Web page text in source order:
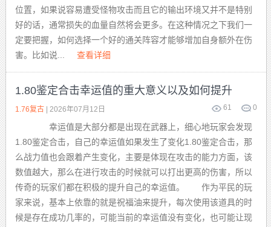
位置，如果说容易遭受怪物攻击而且它的输出环境又并不是特别
好的话，通常损失的血量自然将会更多。在这种情况之下我们一
定要把握，如何选择一个好的通关阵容才能够增加自身额外在伤
害。比如说...
查看详细
1.80鉴定合击幸运值的重大意义以及如何提升
61 0
1.76复古| 2026年07月12日
幸运值是大部分都是出现在武器上，细心地玩家会发现
1.80鉴定合击，自己的幸运值如果发生了变化1.80鉴定合击，那
么战力值也会跟着产生变化，主要是体现在攻击的能力方面，该
数值越大，那么在进行攻击的时候就可以打出更高的伤害，所以
传奇的玩家们都在积极的提升自己的幸运值。 作为平民的玩
家来说，基本上依靠的就是祝福油来提升，每次使用该道具的时
候是存在成功几率的，可能当前的幸运值没有变化，也可能让现